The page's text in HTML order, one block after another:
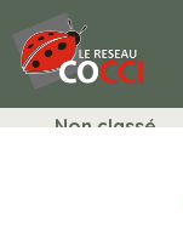
Non classé